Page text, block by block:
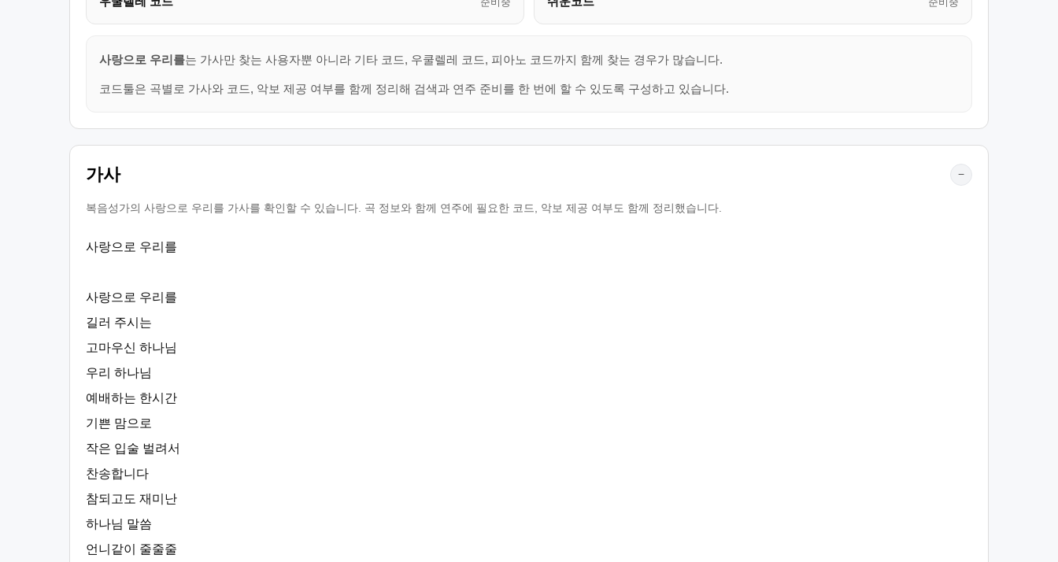
사랑으로 우리를는 가사만 찾는 사용자뿐 아니라 기타 코드, 우쿨렐레 코드, 피아노 코드까지 함께 찾는 경우가 많습니다.
코드툴은 곡별로 가사와 코드, 악보 제공 여부를 함께 정리해 검색과 연주 준비를 한 번에 할 수 있도록 구성하고 있습니다.
가사 −
복음성가의 사랑으로 우리를 가사를 확인할 수 있습니다. 곡 정보와 함께 연주에 필요한 코드, 악보 제공 여부도 함께 정리했습니다.
사랑으로 우리를
사랑으로 우리를
길러 주시는
고마우신 하나님
우리 하나님
예배하는 한시간
기쁜 맘으로
작은 입술 벌려서
찬송합니다
참되고도 재미난
하나님 말씀
언니같이 줄줄줄